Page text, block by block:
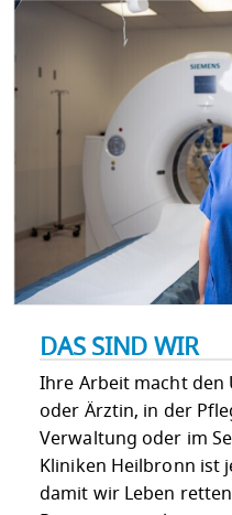
DAS SIND WIR
Ihre Arbeit macht den
oder Ärztin, in der
Verwaltung oder im
Kliniken Heilbronn ist
damit wir Leben